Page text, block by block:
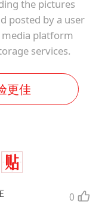
the pictures
posted by a user
media platform
services.
更佳
0